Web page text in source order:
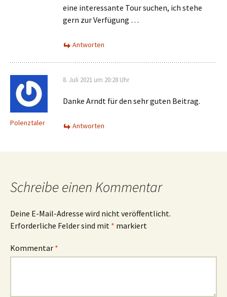
eine interessante Tour suchen, ich stehe
gern zur Verfügung …
Antworten
Polenztaler
8. Juli 2021 um 20:28 Uhr
Danke Arndt für den sehr guten Beitrag.
Antworten
Schreibe einen Kommentar
Deine E-Mail-Adresse wird nicht veröffentlicht.
Erforderliche Felder sind mit * markiert
Kommentar *